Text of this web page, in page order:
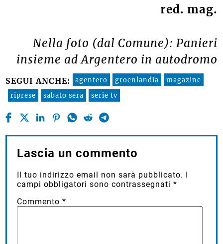
red. mag.
Nella foto (dal Comune): Panieri
insieme ad Argentero in autodromo
SEGUI ANCHE: agentero groenlandia
magazine
riprese
sabato sera serie tv
Lascia un commento
Il tuo indirizzo email non sarà pubblicato. I
campi obbligatori sono contrassegnati*
Commento*